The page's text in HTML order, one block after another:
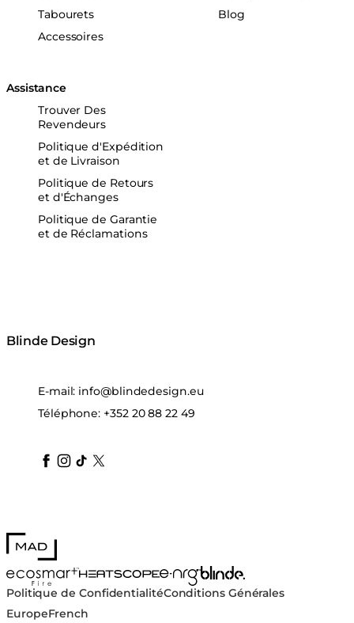
Tabourets
Accessoires
Blog
Assistance
Trouver Des
Revendeurs
Politique d'Expédition
et de Livraison
Politique de Retours
et d'Échanges
Politique de Garantie
et de Réclamations
Blinde Design
E-mail: info@blindedesign.eu
Téléphone: +352 20 88 22 49
blindedesign
blindedesign
blindedesign
blinde-design
blindedesign
MAD Design
EcoSmart FireHEATSCOPE® Heaters
e-NRG Bioethanol
Blinde Design
Politique de ConfidentialitéConditions Générales
EuropeFrench